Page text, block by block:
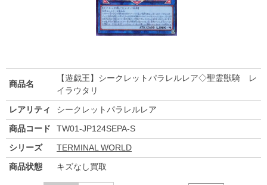
商品名
【遊戯王】シークレットパラレルレア◇聖霊獣騎 レ
イラウタリ
レアリティ
シークレットパラレルレア
商品コード
TW01-JP124SEPA-S
シリーズ
TERMINAL WORLD
商品状態
キズなし買取